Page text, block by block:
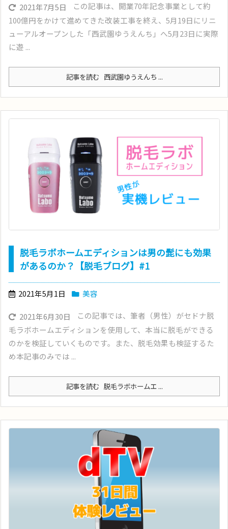
2021年7月5日
この記事は、開業70年記念事業として約
100億円をかけて進めてきた改装工事を終え、5月19日にリニ
ューアルオープンした「西武園ゆうえんち」へ5月23日に実際
に遊 ...
記事を読む 西武園ゆうえんち ...
脱毛ラボホームエディションは男の髭にも効果
があるのか？【脱毛ブログ】#1
2021年5月1日 美容
2021年6月30日
この記事では、筆者（男性）がセドナ脱
毛ラボホームエディションを使用して、本当に脱毛ができる
のかを検証していくものです。また、脱毛効果も検証するた
め本記事のみでは ...
記事を読む 脱毛ラボホームエ ...